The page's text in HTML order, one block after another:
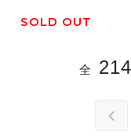
SOLD OUT
全 214